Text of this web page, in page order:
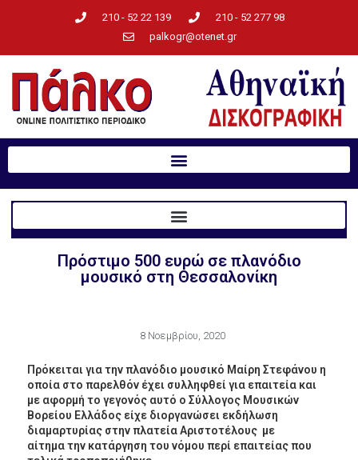
210 - 52 22 139
210 - 52 277 98
palkogr@otenet.gr
Πρόστιμο 500 ευρώ σε πλανόδιο
μουσικό στη Θεσσαλονίκη
8 Νοεμβρίου, 2020
Πρόκειται για την πλανόδιο μουσικό Μαίρη Στεφάνου η
οποία στο παρελθόν έχει συλληφθεί για επαιτεία και
με αφορμή το γεγονός αυτό ο Σύλλογος Μουσικών
Βορείου Ελλάδος είχε διοργανώσει εκδήλωση
διαμαρτυρίας στην πλατεία Αριστοτέλους με
αίτημα την κατάργηση του νόμου περί επαιτείας που